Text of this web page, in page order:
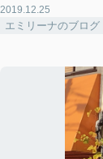
2019.12.25
エミリーナのブログ